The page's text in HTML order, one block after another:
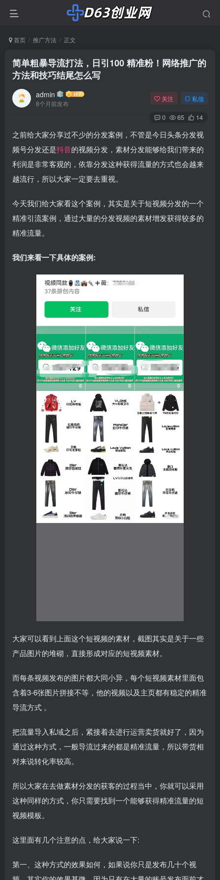
首页 推广方法 正文
简单粗暴导流打法，日引100 精准粉！网络推广的
方法和技巧结尾怎么写
admin
8个月前发布
关注 私信
0 65 14
之前给大家分享过不少的分发案例，不管是今日头条分发视
频号分发还是抖音的视频分发，素材分发能够给我们带来的
利润是非常客观的，依靠分发这种获得流量的方式也会越来
越流行，所以大家一定要去重视。
今天我们给大家看这个案例，其实是关于短视频分发的一个
精准引流案例，通过大量的分发视频的素材增发获得较多的
精准流量。
我们来看一下具体的案例:
大家可以看到上面这个短视频的素材，截图其实是关于一些
产品图片的堆砌，直接形成对应的短视频素材。
而每条视频发布的图片都大同小异，每个短视频素材里面包
含着3-6张图片拼接不等，他的视频以及主页都有稳定的精准
导流方式 。
把流量导入私域之后，紧接着去进行运营卖货就好了，因为
通过这种方式，一般导流过来的都是精准流量，所以带货相
对来说转化率较高。
所以大家在去做素材分发的获客的过程当中，你就可以采用
这种同样的方式，你只需要找到一个能够获得精准流量的短
视频模板。
这里面有几个注意的点，给大家说一下:
第一、这种方式的效果如何，如果说你只是发布几十个视